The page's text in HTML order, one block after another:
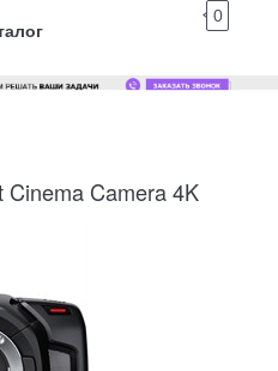
0
Cinema Camera 4K